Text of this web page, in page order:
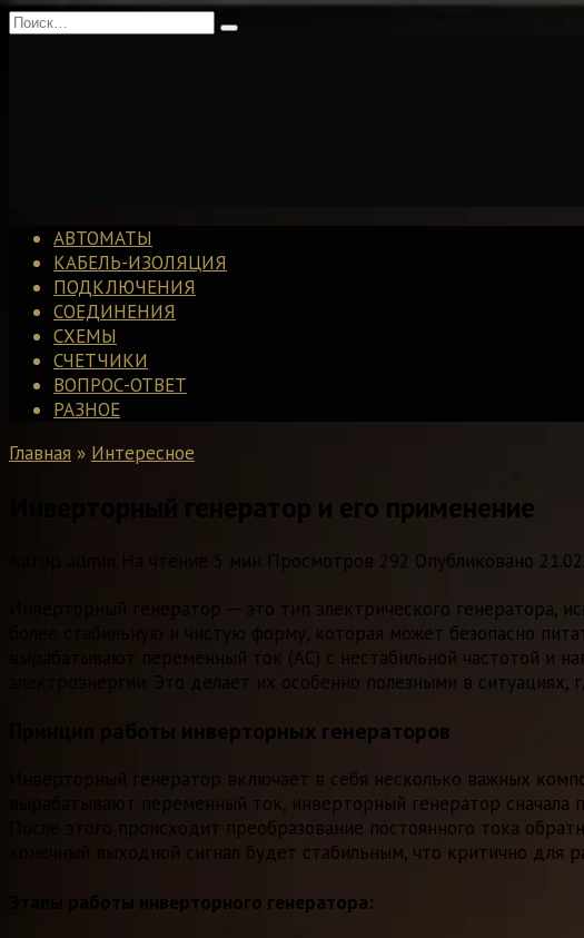
Перейти
Search
АВТОМАТЫ
КАБЕЛЬ-ИЗОЛЯЦИЯ
ПОДКЛЮЧЕНИЯ
СОЕДИНЕНИЯ
СХЕМЫ
СЧЕТЧИКИ
ВОПРОС-ОТВЕТ
РАЗНОЕ
Главная » Интересное
Инверторный генератор и его применение
На чтение 5 мин Просмотров 292 Опубликовано
Инверторный генератор — это тип электрического генератора,
более стабильную и чистую форму, которая может безопасно
вырабатывают переменный ток (AC) с нестабильной частотой и
электроэнергии. Это делает их особенно полезными в
Принцип работы инверторных генераторов
Инверторный генератор включает в себя несколько важных
вырабатывают переменный ток, инверторный генератор
После этого происходит преобразование постоянного тока
конечный выходной сигнал будет стабильным, что критично для
Этапы работы инверторного генератора: